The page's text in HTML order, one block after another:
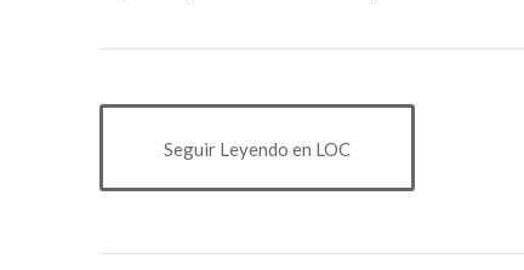
Seguir Leyendo en LOC